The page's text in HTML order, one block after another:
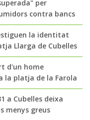
per
contra bancs
la identitat
Llarga de Cubelles
d'un home
la platja de la Farola
a Cubelles deixa
menys greus